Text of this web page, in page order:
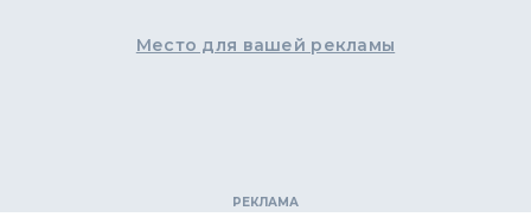
Место для вашей рекламы